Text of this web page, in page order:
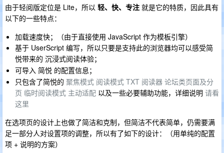
由于轻阅版定位是 Lite，所以 轻、快、专注 就是它的特质，因此具有
以下的一些特点：
加载速度快；（由于直接使用 JavaScript 作为模板引擎）
基于 UserScript 编写，所以只要是支持此的浏览器均可以感受简
悦带来的 沉浸式阅读体验；
可导入 简悦 的配置信息；
只包含了简悦的 聚焦模式 阅读模式 TXT 阅读器 论坛类页面及分
页 临时阅读模式 主动适配 以及一些必要辅助功能，详细说明 请看
这里
在选项页的设计上也做了简洁和克制，但简洁不代表简单，仍需要满
足一部分人对设置项的调整，所以有了如下的设计：（用单纯的配置
项 + 说明的方案）